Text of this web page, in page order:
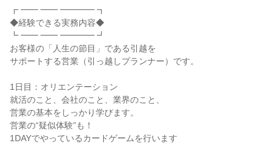
┏ ━━ ━━ ━━━━ ┓
◆経験できる実務内容◆
┗ ━━ ━━ ━━━━ ┛
お客様の「人生の節目」である引越を
サポートする営業（引っ越しプランナー）です。
1日目：オリエンテーション
就活のこと、会社のこと、業界のこと、
営業の基本をしっかり学びます。
営業の“疑似体験”も！
1DAYでやっているカードゲームを行います